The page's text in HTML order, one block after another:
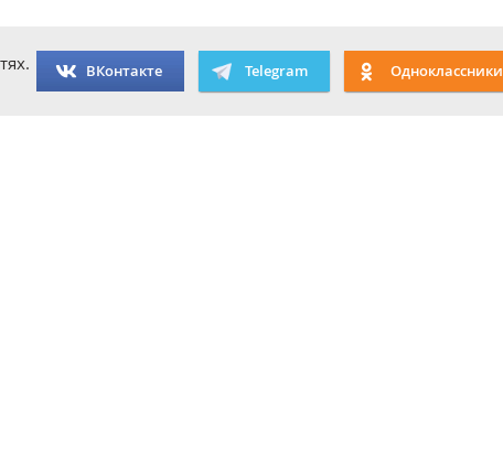
ВКонтакте Telegram Одноклассники